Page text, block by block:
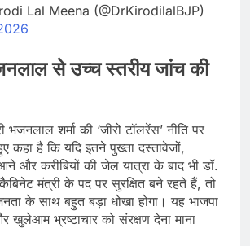
Lal Meena (@DrKirodilalBJP)
से उच्च स्तरीय जांच की
शर्मा की ‘जीरो टॉलरेंस’ नीति पर
कहा है कि यदि इतने पुख्ता दस्तावेजों,
और करीबियों की जेल यात्रा के बाद भी डॉ.
मंत्री के पद पर सुरक्षित बने रहते हैं, तो
के साथ बहुत बड़ा धोखा होगा। यह भाजपा
खुलेआम भ्रष्टाचार को संरक्षण देना माना